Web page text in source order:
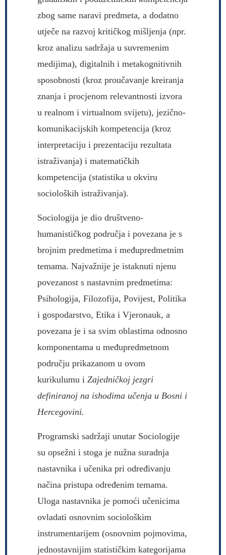
zbog same naravi predmeta, a dodatno
utječe na razvoj kritičkog mišljenja (npr.
kroz analizu sadržaja u suvremenim
medijima), digitalnih i metakognitivnih
sposobnosti (kroz proučavanje kreiranja
znanja i procjenom relevantnosti izvora
u realnom i virtualnom svijetu), jezično-
komunikacijskih kompetencija (kroz
interpretaciju i prezentaciju rezultata
istraživanja) i matematičkih
kompetencija (statistika u okviru
socioloških istraživanja).
Sociologija je dio društveno-
humanističkog područja i povezana je s
brojnim predmetima i međupredmetnim
temama. Najvažnije je istaknuti njenu
povezanost s nastavnim predmetima:
Psihologija, Filozofija, Povijest, Politika
i gospodarstvo, Etika i Vjeronauk, a
povezana je i sa svim oblastima odnosno
komponentama u međupredmetnom
području prikazanom u ovom
kurikulumu i Zajedničkoj jezgri
definiranoj na ishodima učenja u Bosni i
Hercegovini.
Programski sadržaji unutar Sociologije
su opsežni i stoga je nužna suradnja
nastavnika i učenika pri određivanju
načina pristupa određenim temama.
Uloga nastavnika je pomoći učenicima
ovladati osnovnim sociološkim
instrumentarijem (osnovnim pojmovima,
jednostavnijim statističkim kategorijama